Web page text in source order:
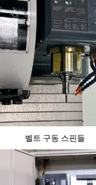
벨트 구동 스핀들